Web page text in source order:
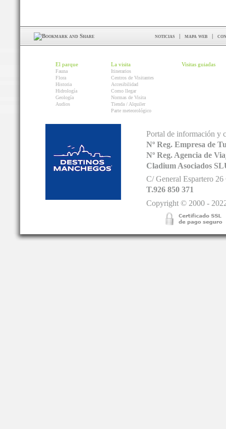
noticias | mapa web |
El parque
Fauna
Flora
Historia
Hidrología
Geología
Audios
La visita
Itinerarios
Centros de Visitantes
Accesibilidad
Como llegar
Normas de Visita
Tienda / Alquiler
Parte meteorológico
Visitas guiadas
Portal de información y
Nº Reg. Empresa de
Nº Reg. Agencia de
Cladium Asociados
C/ General Espartero
T.926 850 371
Copyright © 2000 -